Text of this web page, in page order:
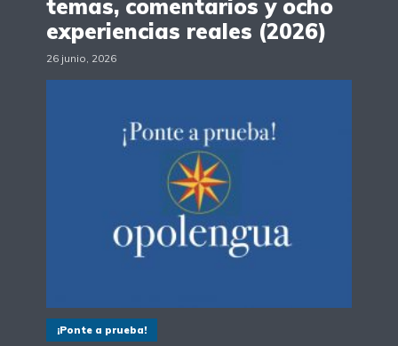
temas, comentarios y ocho
experiencias reales (2026)
26 junio, 2026
¡Ponte a prueba!